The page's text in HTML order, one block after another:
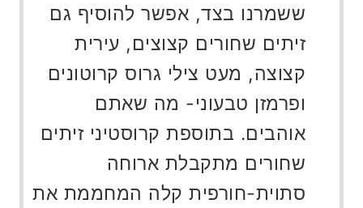
ששמרנו בצד, אפשר להוסיף גם
זיתים שחורים קצוצים, עירית
קצוצה, מעט צילי גרוס קרוטונים
ופרמזן טבעוני- מה שאתם
אוהבים. בתוספת קרוסטיני זיתים
שחורים מתקבלת ארוחה
סתוית-חורפית קלה המחממת את